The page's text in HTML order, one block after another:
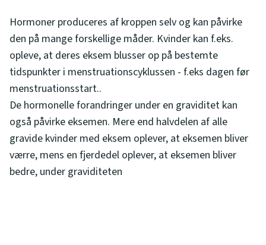
Hormoner produceres af kroppen selv og kan påvirke
den på mange forskellige måder. Kvinder kan f.eks.
opleve, at deres eksem blusser op på bestemte
tidspunkter i menstruationscyklussen - f.eks dagen før
menstruationsstart..
De hormonelle forandringer under en graviditet kan
også påvirke eksemen. Mere end halvdelen af alle
gravide kvinder med eksem oplever, at eksemen bliver
værre, mens en fjerdedel oplever, at eksemen bliver
bedre, under graviditeten